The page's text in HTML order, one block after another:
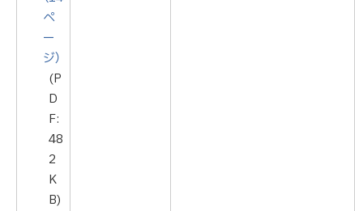
ペ
ー
ジ）
(P
D
F:
48
2
K
B)